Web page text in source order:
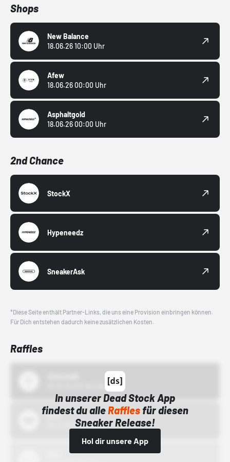
Shops
New Balance
18.06.26 10:00 Uhr
Afew
18.06.26 00:00 Uhr
Asphaltgold
18.06.26 00:00 Uhr
2nd Chance
StockX
Hypeneedz
SneakerAsk
*Diese Seite enthält Partner-Links, die uns eine Provision einbringen können.
Für Dich entstehen dadurch keine zusätzlichen Kosten.
Raffles
In unserer Dead Stock App
findest du alleRafflesfür diesen
Sneaker Release!
Hol dir unsere App
Bstn
01.10.22 00:00 Uhr